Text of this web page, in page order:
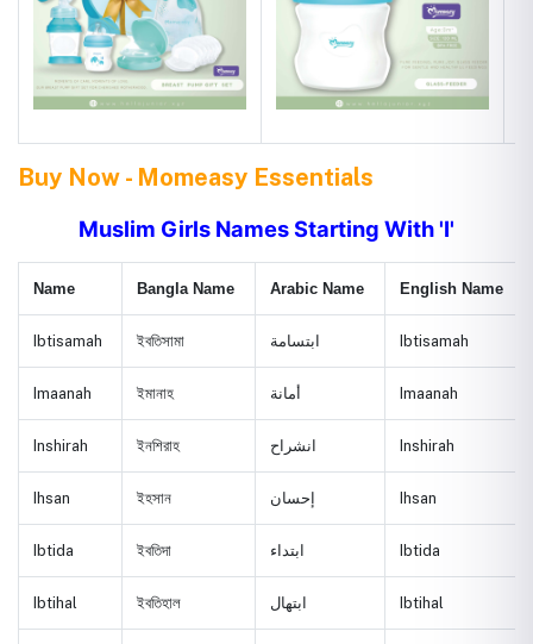
Buy Now - Momeasy Essentials
Muslim Girls Names Starting With 'I'
Name Bangla Name Arabic Name English Name
Ibtisamah ইবতিসামা ابتسامة Ibtisamah
Imaanah ইমানাহ أمانة Imaanah
Inshirah ইনশিরাহ انشراح Inshirah
Ihsan ইহসান إحسان Ihsan
Ibtida ইবতিদা ابتداء Ibtida
Ibtihal ইবতিহাল ابتهال Ibtihal